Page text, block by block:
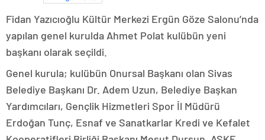
Fidan Yazıcıoğlu Kültür Merkezi Ergün Göze Salonu’nda
yapılan genel kurulda Ahmet Polat kulübün yeni
başkanı olarak seçildi.
Genel kurula; kulübün Onursal Başkanı olan Sivas
Belediye Başkanı Dr. Adem Uzun, Belediye Başkan
Yardımcıları, Gençlik Hizmetleri Spor İl Müdürü
Erdoğan Tunç, Esnaf ve Sanatkarlar Kredi ve Kefalet